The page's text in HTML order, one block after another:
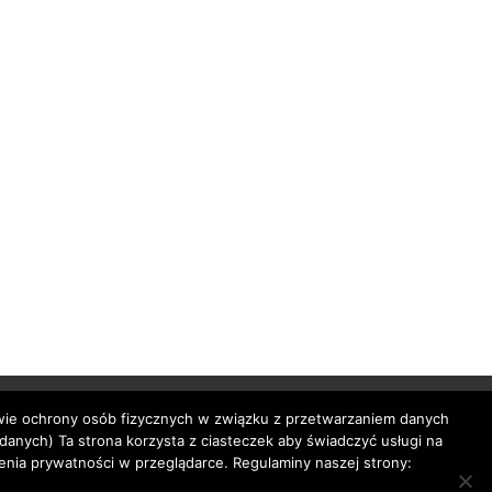
ochrony osób fizycznych w związku z przetwarzaniem danych
Ta strona korzysta z ciasteczek aby świadczyć usługi na
prywatności w przeglądarce. Regulaminy naszej strony: